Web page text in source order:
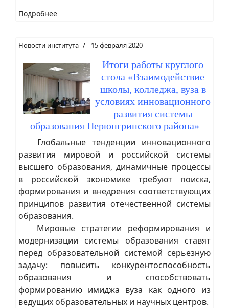
Подробнее
Новости института 15 февраля 2020
Итоги работы круглого
стола «Взаимодействие
школы, колледжа, вуза в
условиях инновационного
развития системы
образования Нерюнгринского района»
Глобальные тенденции инновационного
развития мировой и российской системы
высшего образования, динамичные процессы
в российской экономике требуют поиска,
формирования и внедрения соответствующих
принципов развития отечественной системы
образования.
Мировые стратегии реформирования и
модернизации системы образования ставят
перед образовательной системой серьезную
задачу: повысить конкурентоспособность
образования и способствовать
формированию имиджа вуза как одного из
ведущих образовательных и научных центров.